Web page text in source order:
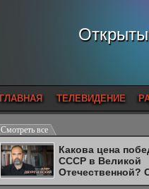
ГЛАВНАЯ ТЕЛЕВИДЕНИЕ
Смотреть все
Какова цена
СССР в Великой
Отечественной?
Двуреченский о